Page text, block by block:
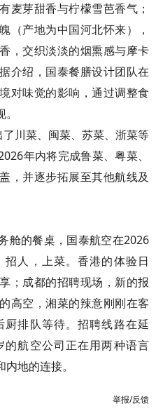
麦芽甜香与柠檬雪芭香气；
（产地为中国河北怀来），
，交织淡淡的烟熏感与摩卡
介绍，国泰餐膳设计团队在
对味觉的影响，通过调整食
川菜、闽菜、苏菜、浙菜等
年内将完成鲁菜、粤菜、
，并逐步拓展至其他航线及
舱的餐桌，国泰航空在2026
人，上菜。香港的体验日
；成都的招聘现场，新的报
高空，湘菜的辣意刚刚在客
排队等待。招聘线路在延
航空公司正在用两种语言
地的连接。
举报/反馈